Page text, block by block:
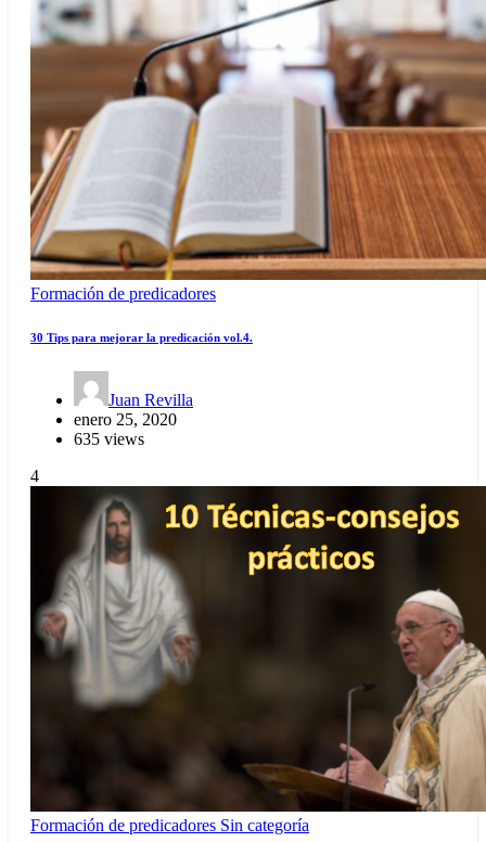
Formación de predicadores
30 Tips para mejorar la predicación vol.4.
Juan Revilla
enero 25, 2020
635 views
4
Formación de predicadores Sin categoría